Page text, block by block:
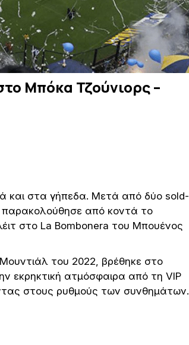
Μπόκα Τζούνιορς –
και στα γήπεδα. Μετά από δύο sold-
παρακολούθησε από κοντά το
στο La Bombonera του Μπουένος
του 2022, βρέθηκε στο
εκρηκτική ατμόσφαιρα από τη VIP
στους ρυθμούς των συνθημάτων.